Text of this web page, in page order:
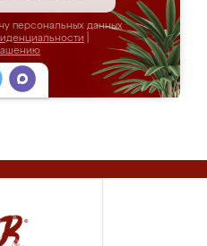
персональных данных